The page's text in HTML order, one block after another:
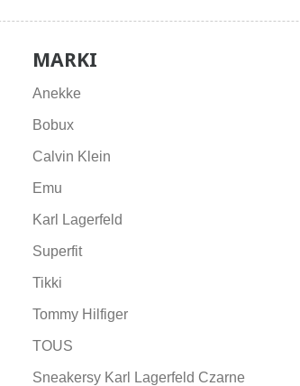
MARKI
Anekke
Bobux
Calvin Klein
Emu
Karl Lagerfeld
Superfit
Tikki
Tommy Hilfiger
TOUS
Sneakersy Karl Lagerfeld Czarne